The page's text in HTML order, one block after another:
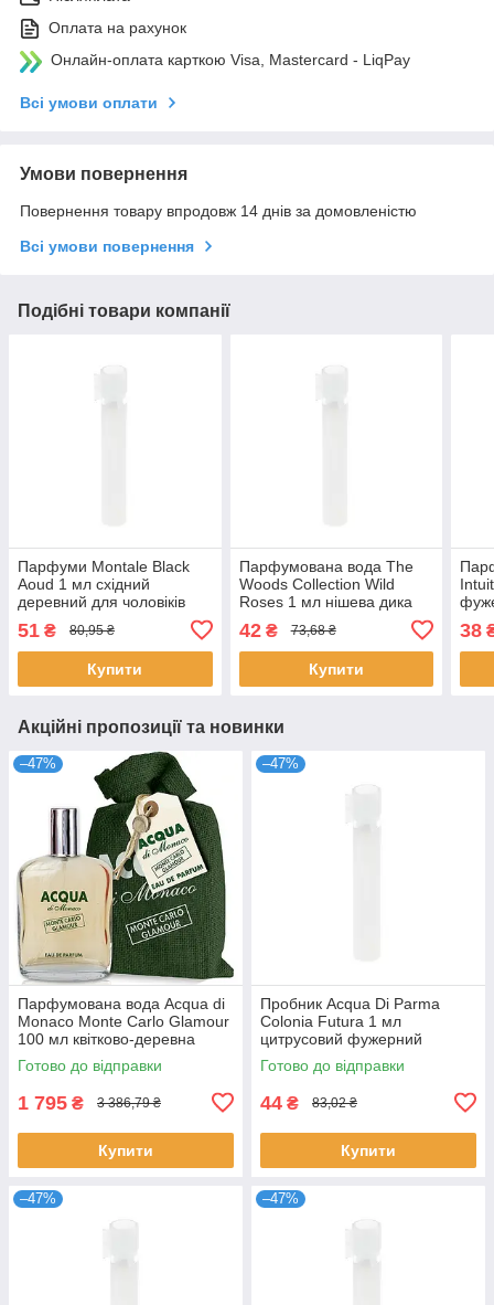
Оплата на рахунок
Онлайн-оплата карткою Visa, Mastercard - LiqPay
Всі умови оплати
Умови повернення
Повернення товару впродовж 14 днів за домовленістю
Всі умови повернення
Подібні товари компанії
Парфуми Montale Black
Aoud 1 мл східний
деревний для чоловіків
нішева парфумерія
Монталь
51 ₴ 80,95 ₴
Купити
Парфумована вода The
Woods Collection Wild
Roses 1 мл нішева дика
стійкий аромат Зе
42₴ 73,68 ₴
Купити
38
Акційні пропозиції та новинки
–47%
Парфумована вода Acqua di
Monaco Monte Carlo Glamour
100 мл квітково-деревна
нішева унісекс Акква ді
Монако
Готово до відправки
1 795 ₴ 3 386,79 ₴
Купити
–47%
Пробник Acqua Di Parma
Colonia Futura 1 мл
цитрусовий фужерний
унісекс розпив нішевих
парфумів Аква ді Парма
Готово до відправки
44 ₴ 83,02 ₴
Купити
–47% –47%